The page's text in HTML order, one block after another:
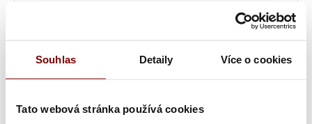
Souhlas Detaily Více o cookies
Tato webová stránka používá cookies
21,22 €